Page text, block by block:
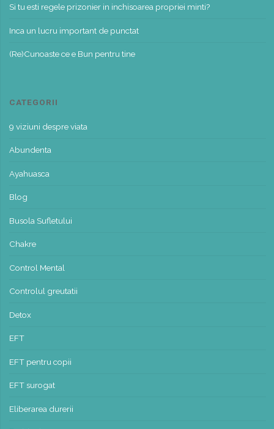
Si tu esti regele prizonier in inchisoarea propriei minti?
Inca un lucru important de punctat
(Re)Cunoaste ce e Bun pentru tine
CATEGORII
9 viziuni despre viata
Abundenta
Ayahuasca
Blog
Busola Sufletului
Chakre
Control Mental
Controlul greutatii
Detox
EFT
EFT pentru copii
EFT surogat
Eliberarea durerii